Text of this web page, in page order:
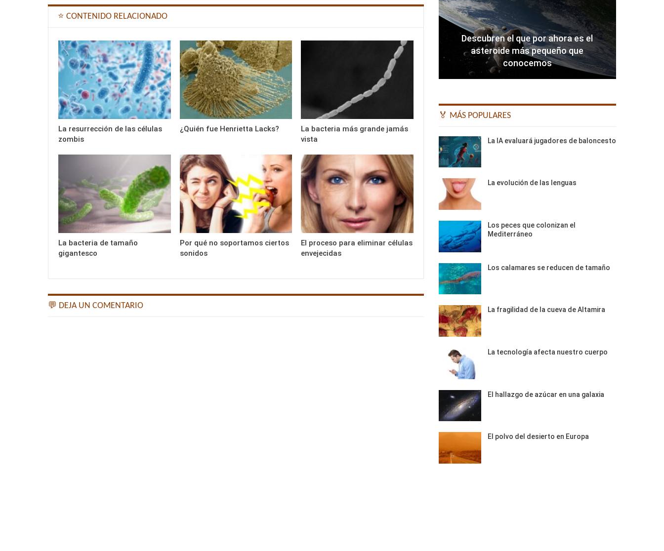
⭐ CONTENIDO RELACIONADO
La resurrección de las células
zombis
¿Quién fue Henrietta Lacks?
La bacteria más grande jamás
vista
La bacteria de tamaño
gigantesco
Por qué no soportamos ciertos
sonidos
El proceso para eliminar células
envejecidas
💬 DEJA UN COMENTARIO
Descubren el que por ahora es el
asteroide más pequeño que
conocemos
🏅 MÁS POPULARES
La IA evaluará jugadores de baloncesto
La evolución de las lenguas
Los peces que colonizan el
Mediterráneo
Los calamares se reducen de tamaño
La fragilidad de la cueva de Altamira
La tecnología afecta nuestro cuerpo
El hallazgo de azúcar en una galaxia
El polvo del desierto en Europa